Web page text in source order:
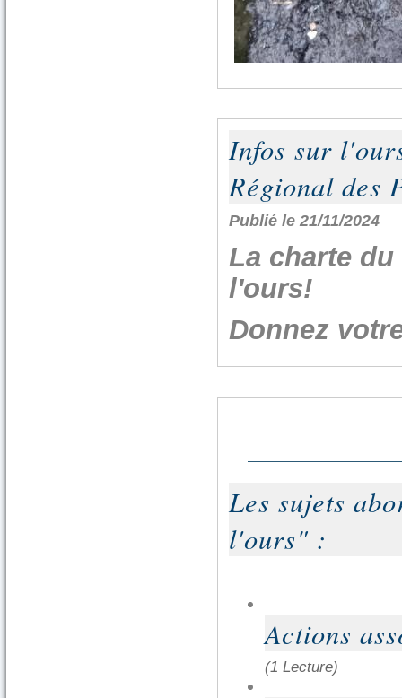
Infos sur
Régional des
Publié le 21/11/2024
La charte
l'ours!
Donnez
Les sujets
l'ours" :
Actions
(1 Lecture)